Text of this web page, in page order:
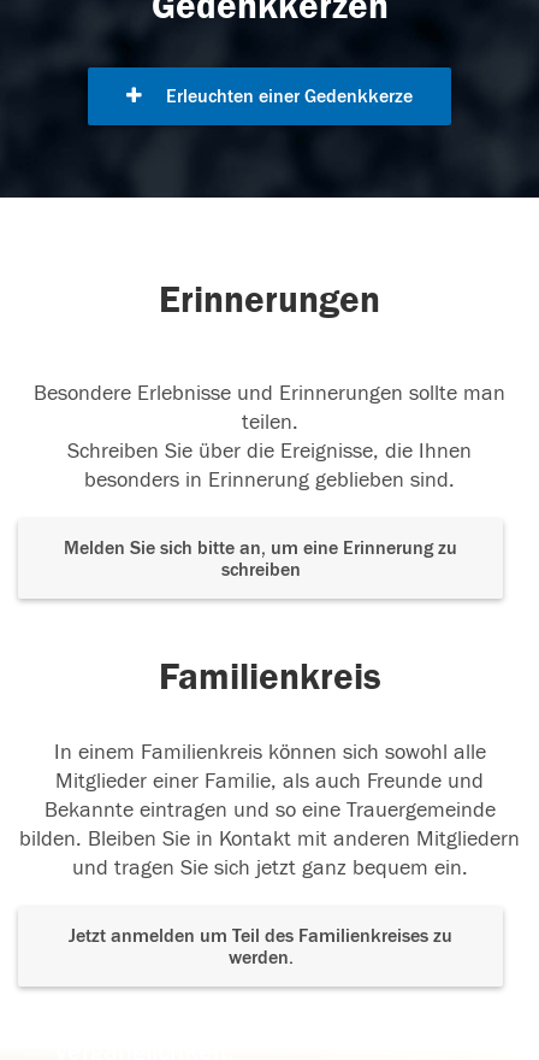
Erleuchten einer Gedenkkerze
Erinnerungen
Besondere Erlebnisse und Erinnerungen sollte man
teilen.
Schreiben Sie über die Ereignisse, die Ihnen
besonders in Erinnerung geblieben sind.
Melden Sie sich bitte an, um eine Erinnerung zu
schreiben
Familienkreis
In einem Familienkreis können sich sowohl alle
Mitglieder einer Familie, als auch Freunde und
Bekannte eintragen und so eine Trauergemeinde
bilden. Bleiben Sie in Kontakt mit anderen Mitgliedern
und tragen Sie sich jetzt ganz bequem ein.
Jetzt anmelden um Teil des Familienkreises zu
werden.